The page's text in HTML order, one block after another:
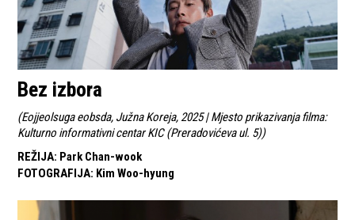
Bez izbora
(Eojjeolsuga eobsda, Južna Koreja, 2025 | Mjesto prikazivanja filma:
Kulturno informativni centar KIC (Preradovićeva ul. 5))
REŽIJA: Park Chan-wook
FOTOGRAFIJA: Kim Woo-hyung